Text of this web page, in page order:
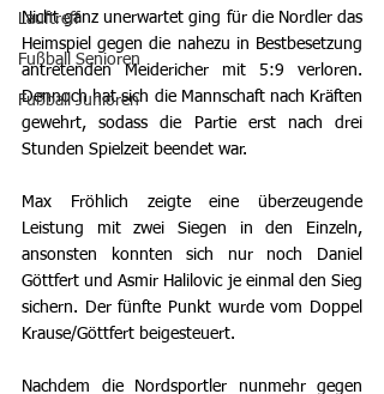
Lauftreff
Fußball Senioren
Fußball Junioren
Nicht ganz unerwartet ging für die Nordler das
Heimspiel gegen die nahezu in Bestbesetzung
antretenden Meidericher mit 5:9 verloren.
Dennoch hat sich die Mannschaft nach Kräften
gewehrt, sodass die Partie erst nach drei
Stunden Spielzeit beendet war.
Max Fröhlich zeigte eine überzeugende
Leistung mit zwei Siegen in den Einzeln,
ansonsten konnten sich nur noch Daniel
Göttfert und Asmir Halilovic je einmal den Sieg
sichern. Der fünfte Punkt wurde vom Doppel
Krause/Göttfert beigesteuert.
Nachdem die Nordsportler nunmehr gegen